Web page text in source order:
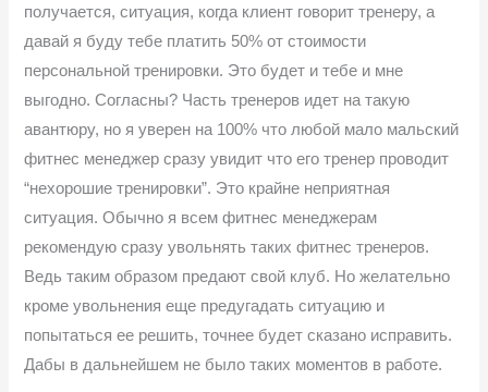
получается, ситуация, когда клиент говорит тренеру, а
давай я буду тебе платить 50% от стоимости
персональной тренировки. Это будет и тебе и мне
выгодно. Согласны? Часть тренеров идет на такую
авантюру, но я уверен на 100% что любой мало мальский
фитнес менеджер сразу увидит что его тренер проводит
“нехорошие тренировки”. Это крайне неприятная
ситуация. Обычно я всем фитнес менеджерам
рекомендую сразу увольнять таких фитнес тренеров.
Ведь таким образом предают свой клуб. Но желательно
кроме увольнения еще предугадать ситуацию и
попытаться ее решить, точнее будет сказано исправить.
Дабы в дальнейшем не было таких моментов в работе.